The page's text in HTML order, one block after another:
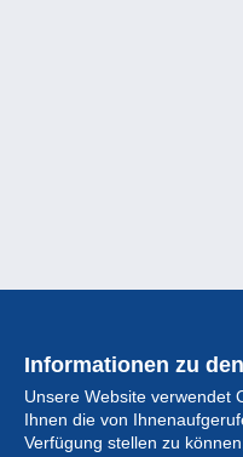
Informationen zu
Unsere Website verwendet
Ihnen die von
Verfügung stellen zu